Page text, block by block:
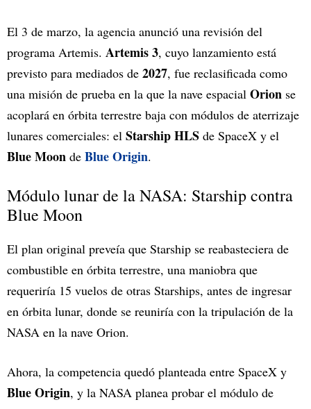
El 3 de marzo, la agencia anunció una revisión del
programa Artemis. Artemis 3, cuyo lanzamiento está
previsto para mediados de 2027, fue reclasificada como
una misión de prueba en la que la nave espacial Orion se
acoplará en órbita terrestre baja con módulos de aterrizaje
lunares comerciales: el Starship HLS de SpaceX y el
Blue Moon de Blue Origin.
Módulo lunar de la NASA: Starship contra
Blue Moon
El plan original preveía que Starship se reabasteciera de
combustible en órbita terrestre, una maniobra que
requeriría 15 vuelos de otras Starships, antes de ingresar
en órbita lunar, donde se reuniría con la tripulación de la
NASA en la nave Orion.
Ahora, la competencia quedó planteada entre SpaceX y
Blue Origin, y la NASA planea probar el módulo de